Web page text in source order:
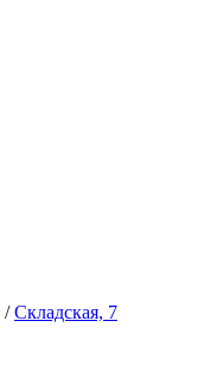
/Складская, 7